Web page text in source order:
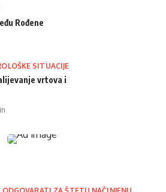
Rođene
SITUACIJE
vrtova i